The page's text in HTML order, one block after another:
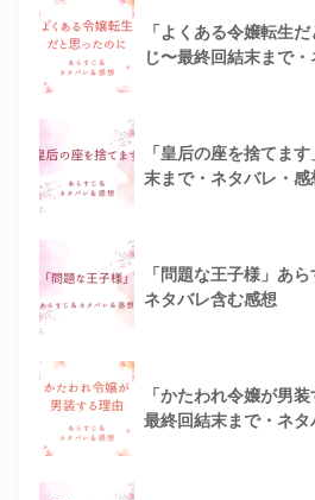
「よくある令嬢転生
じ〜最終回結末まで
「皇后の座を捨てま
末まで・ネタバレ・感
「問題な王子様」あ
ネタバレ含む感想
「かたわれ令嬢が男
最終回結末まで・ネタ